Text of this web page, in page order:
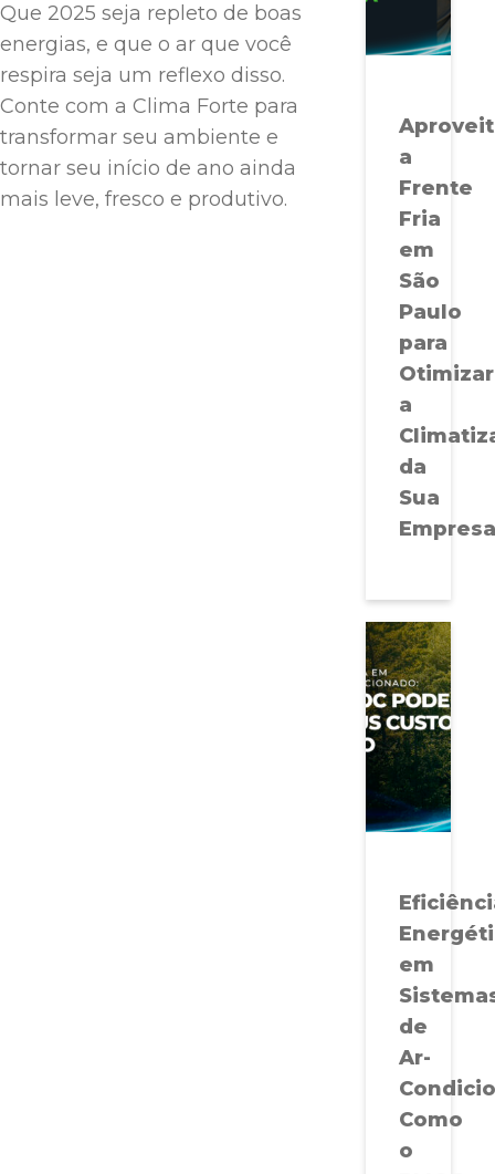
Que 2025 seja repleto de boas
energias, e que o ar que você
respira seja um reflexo disso.
Conte com a Clima Forte para
transformar seu ambiente e
tornar seu início de ano ainda
mais leve, fresco e produtivo.
a
Frente
Fria
em
São
Paulo
para
Otimizar
a
da
Sua
em
de
Ar-
Como
o